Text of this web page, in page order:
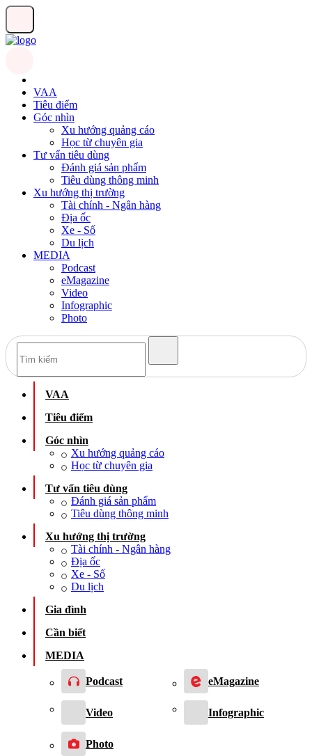
VAA
Tiêu điểm
Góc nhìn
Xu hướng quảng cáo
Học từ chuyên gia
Tư vấn tiêu dùng
Đánh giá sản phẩm
Tiêu dùng thông minh
Xu hướng thị trường
Tài chính - Ngân hàng
Địa ốc
Xe - Số
Du lịch
MEDIA
Podcast
eMagazine
Video
Infographic
Photo
VAA
Tiêu điểm
Góc nhìn
Xu hướng quảng cáo
Học từ chuyên gia
Tư vấn tiêu dùng
Đánh giá sản phẩm
Tiêu dùng thông minh
Xu hướng thị trường
Tài chính - Ngân hàng
Địa ốc
Xe - Số
Du lịch
Gia đình
Cần biết
MEDIA
Podcast eMagazine
Video Infographic
Photo